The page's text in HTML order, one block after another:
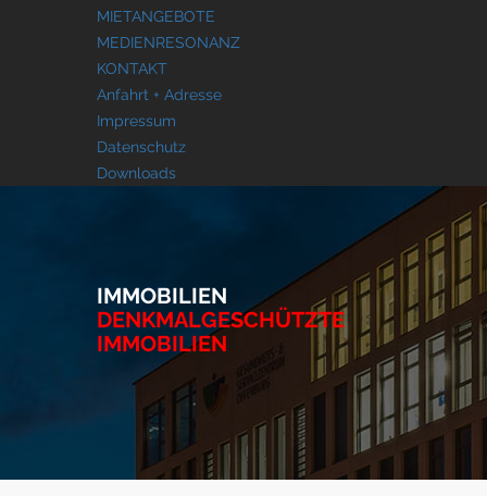
MIETANGEBOTE
MEDIENRESONANZ
KONTAKT
Anfahrt + Adresse
Impressum
Datenschutz
Downloads
IMMOBILIEN
DENKMALGESCHÜTZTE
IMMOBILIEN